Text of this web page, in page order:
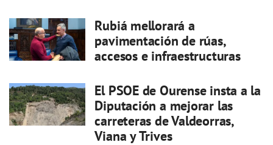
Rubiá mellorará a
pavimentación de rúas,
accesos e infraestructuras
El PSOE de Ourense insta a la
Diputación a mejorar las
carreteras de Valdeorras,
Viana y Trives